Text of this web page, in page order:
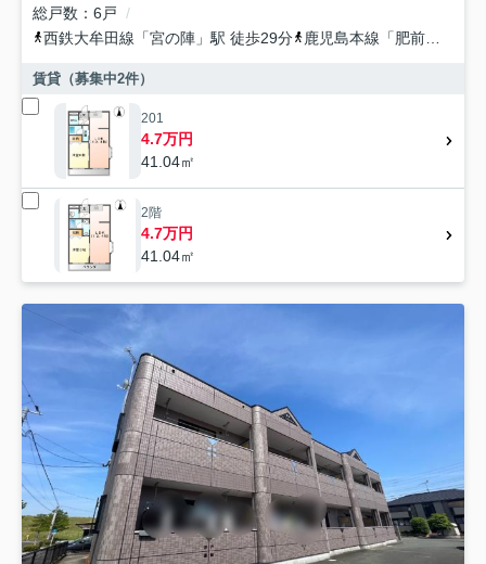
総戸数
6戸
西鉄大牟田線 「宮の陣 」駅 徒歩29分 鹿児島本線 「 肥前旭
賃貸（募集中2件）
201
4.7万円
41.04㎡
2階
4.7万円
41.04㎡